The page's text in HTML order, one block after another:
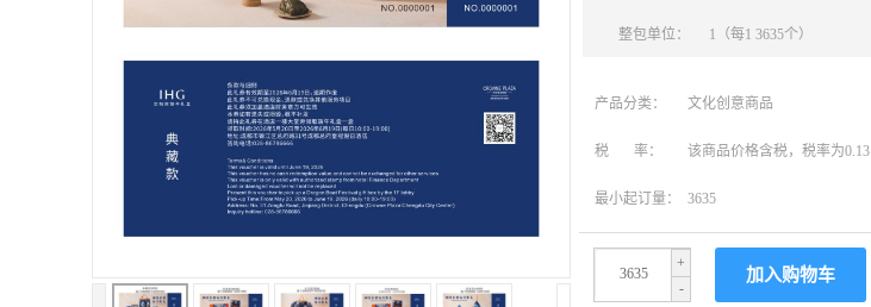
整包单位： 1（每1 3635个）
产品分类： 文化创意商品
税 率： 该商品价格含税，税率为0.13
最小起订量： 3635
-
+